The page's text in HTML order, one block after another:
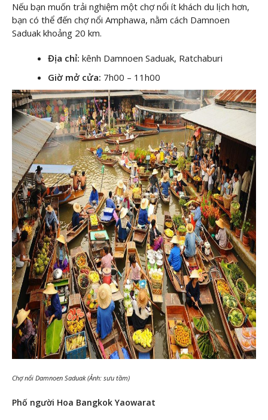
Nếu bạn muốn trải nghiệm một chợ nổi ít khách du lịch hơn,
bạn có thể đến chợ nổi Amphawa, nằm cách Damnoen
Saduak khoảng 20 km.
Địa chỉ: kênh Damnoen Saduak, Ratchaburi
Giờ mở cửa: 7h00 – 11h00
Chợ nổi Damnoen Saduak (Ảnh: sưu tầm)
Phố người Hoa Bangkok Yaowarat